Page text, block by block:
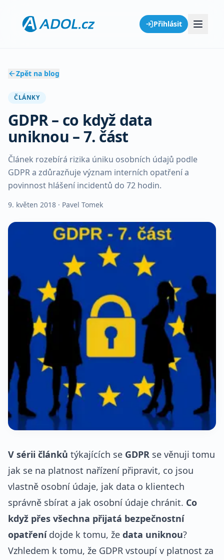
Přihlásit
Zpět na blog
ČLÁNKY
GDPR – co když data
uniknou – 7. část
Článek rozebírá rizika úniku osobních údajů podle
GDPR a zdůrazňuje význam interních opatření a
povinnost hlášení incidentů do 72 hodin.
9. květen 2018 · Pavel Tomek
V sérii článků týkajících se GDPR se věnuji tomu
jak se na platnost nařízení připravit, co jsou
vlastně osobní údaje, jak data o klientech
správně sbírat a jak osobní údaje chránit. Co
když přes všechna přijatá bezpečnostní
opatřenídojde k tomu, že data uniknou?
Vzhledem k tomu, že GDPR vstoupí v platnost za